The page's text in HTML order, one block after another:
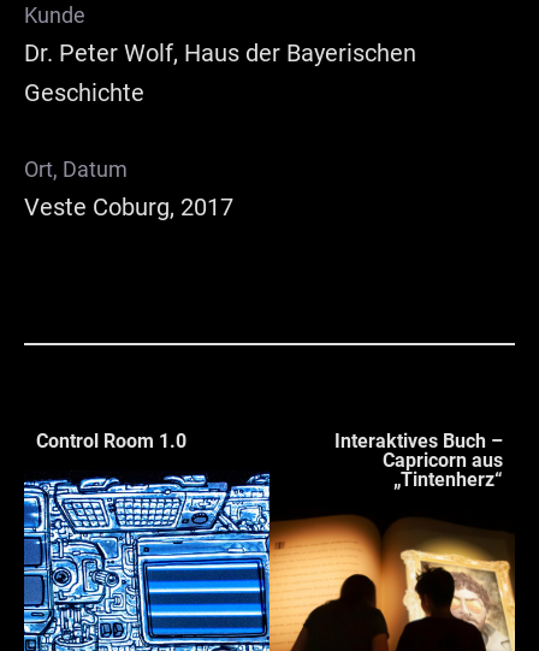
Kunde
Dr. Peter Wolf, Haus der Bayerischen
Geschichte
Ort, Datum
Veste Coburg, 2017
Control Room 1.0
Interaktives Buch –
Capricorn aus
„Tintenherz“